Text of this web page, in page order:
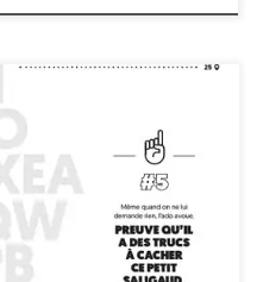
des plus de 30 ans À
une clope », mon père
que l’on disait un
par ailleurs mégot,
Je me souviens
[…]